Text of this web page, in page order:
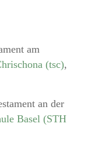
am
(tsc),
an der
Basel (STH